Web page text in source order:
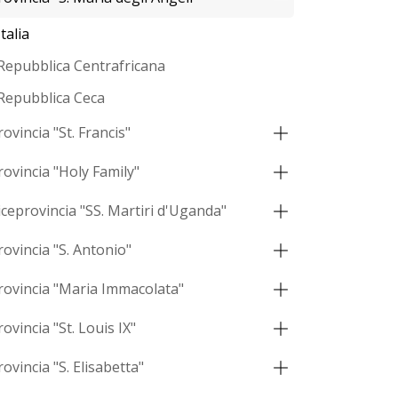
Centrafricana
Ceca
"St. Francis"
"Holy Family"
"SS. Martiri d'Uganda"
"S. Antonio"
"Maria Immacolata"
"St. Louis IX"
"S. Elisabetta"